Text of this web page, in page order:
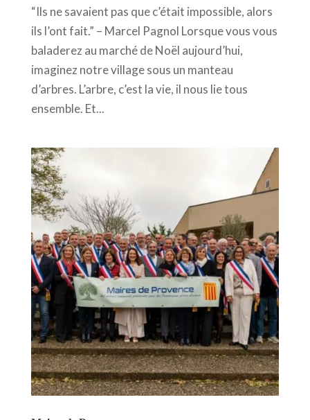
“Ils ne savaient pas que c’était impossible, alors
ils l’ont fait.” – Marcel Pagnol Lorsque vous vous
baladerez au marché de Noël aujourd’hui,
imaginez notre village sous un manteau
d’arbres. L’arbre, c’est la vie, il nous lie tous
ensemble. Et...